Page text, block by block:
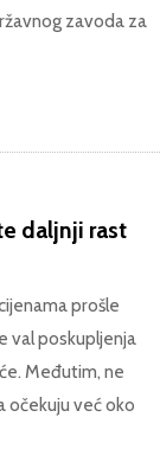
zavoda za
daljnji rast
prošle
val poskupljenja
Međutim, ne
očekuju već oko